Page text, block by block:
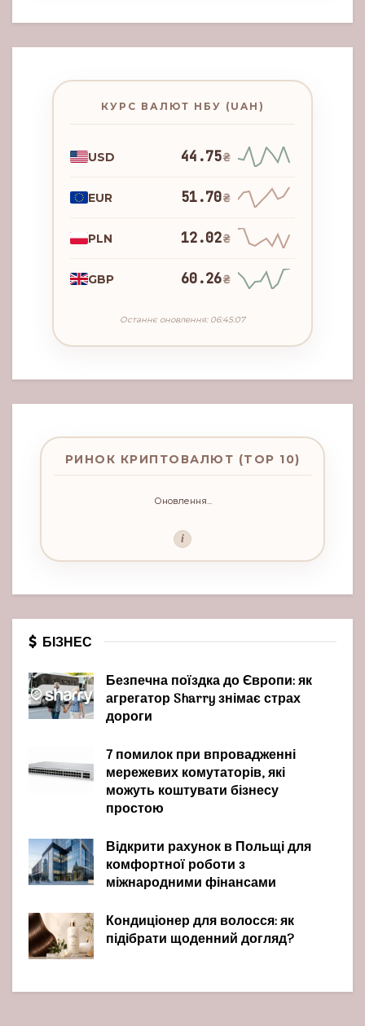
КУРС ВАЛЮТ НБУ (UAH)
USD 44.75₴
EUR 51.70₴
PLN 12.02₴
GBP 60.26₴
Останнє оновлення: 06:45:07
РИНОК КРИПТОВАЛЮТ (TOP 10)
Оновлення...
i
БІЗНЕС
Безпечна поїздка до Європи: як
агрегатор Sharry знімає страх
дороги
7 помилок при впровадженні
мережевих комутаторів, які
можуть коштувати бізнесу
простою
Відкрити рахунок в Польщі для
комфортної роботи з
міжнародними фінансами
Кондиціонер для волосся: як
підібрати щоденний догляд?